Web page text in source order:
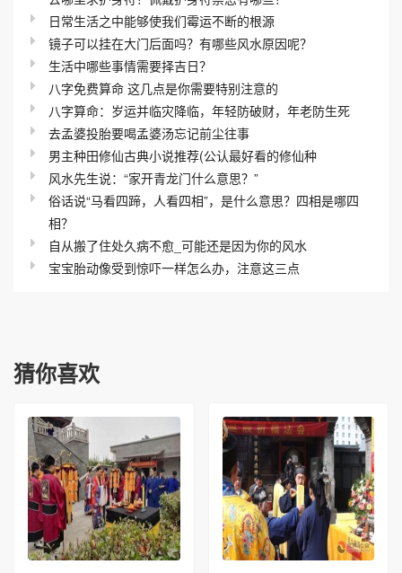
日常生活之中能够使我们霉运不断的根源
镜子可以挂在大门后面吗？有哪些风水原因呢？
生活中哪些事情需要择吉日？
八字免费算命 这几点是你需要特别注意的
八字算命：岁运并临灾降临，年轻防破财，年老防生死
去孟婆投胎要喝孟婆汤忘记前尘往事
男主种田修仙古典小说推荐(公认最好看的修仙种
风水先生说：“家开青龙门什么意思？”
俗话说“马看四蹄，人看四相”，是什么意思？四相是哪四
相？
自从搬了住处久病不愈_可能还是因为你的风水
宝宝胎动像受到惊吓一样怎么办，注意这三点
猜你喜欢